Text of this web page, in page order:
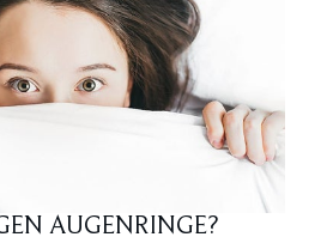
AUGENRINGE?